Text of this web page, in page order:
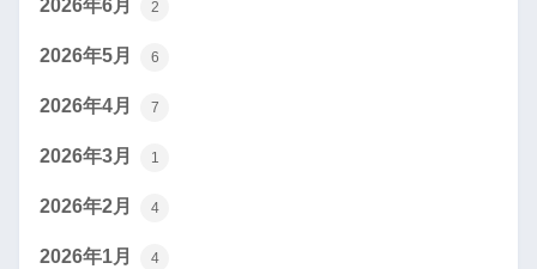
2026年6月 2
2026年5月 6
2026年4月 7
2026年3月 1
2026年2月 4
2026年1月 4